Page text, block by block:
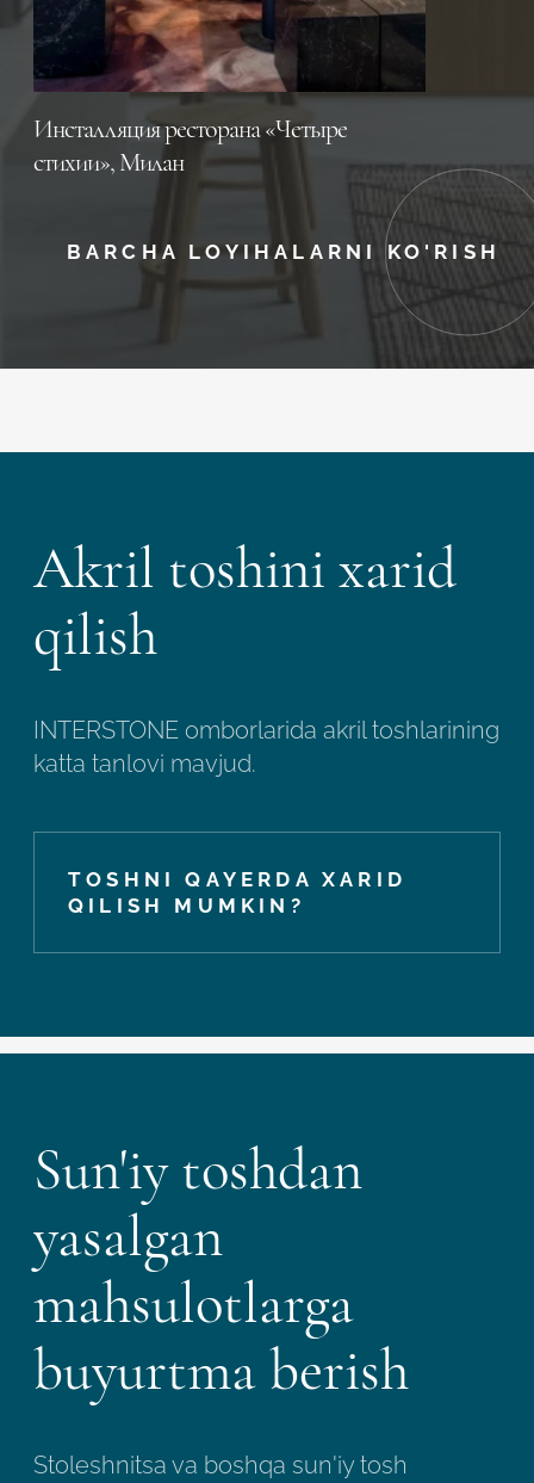
Инсталляция ресторана «Четыре
стихии», Милан
BARCHA LOYIHALARNI KO'RISH
Akril toshini xarid
qilish
INTERSTONE omborlarida akril toshlarining
katta tanlovi mavjud.
TOSHNI QAYERDA XARID
QILISH MUMKIN?
Sun'iy toshdan
yasalgan
mahsulotlarga
buyurtma berish
Stoleshnitsa va boshqa sun'iy tosh